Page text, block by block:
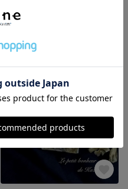
boxアレンジメント ブルー系